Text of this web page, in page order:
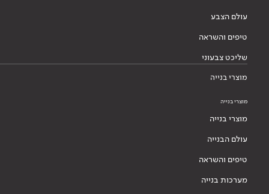
עולם הצבע
טיפים והשראה
שליכט צבעוני
מוצרי בנייה
מוצרי בנייה
מוצרי בנייה
עולם הבנייה
טיפים והשראה
מערכות בנייה